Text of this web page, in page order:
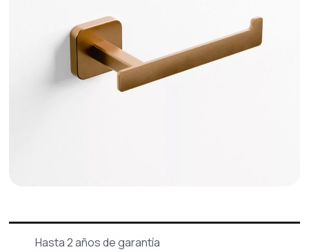
Hasta 2 años de garantía